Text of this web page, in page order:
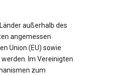
außerhalb des
angemessen
Union (EU) sowie
Im Vereinigten
zum